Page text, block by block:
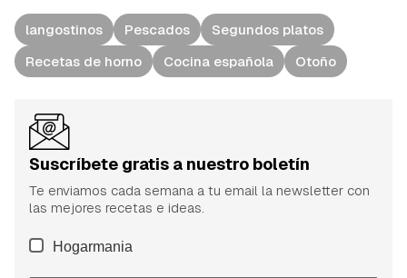
langostinos Pescados
Segundos platos
Recetas de horno
Cocina española Otoño
Suscríbete gratis a nuestro boletín
Te enviamos cada semana a tu email la newsletter con
las mejores recetas e ideas.
Hogarmania